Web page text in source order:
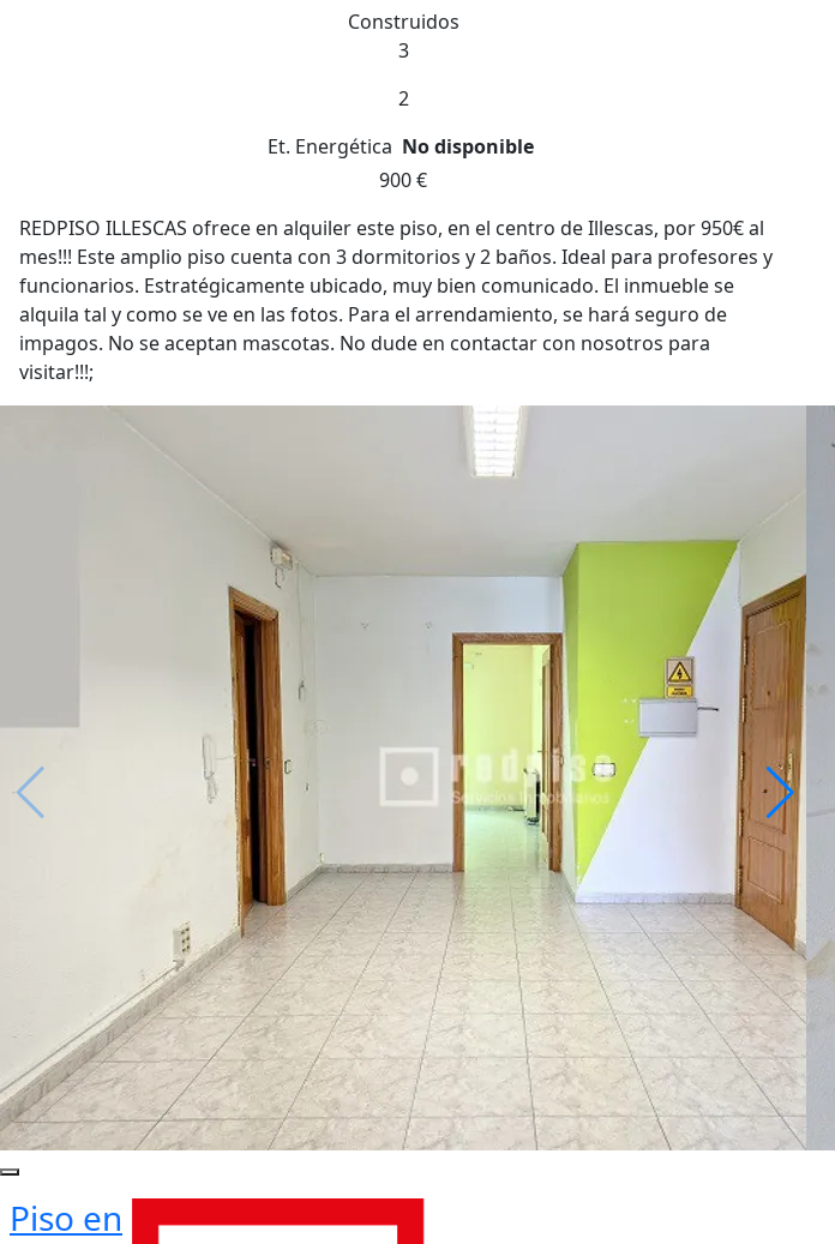
Construidos
3
2
Et. Energética No disponible
900 €
REDPISO ILLESCAS ofrece en alquiler este piso, en el centro de Illescas, por 950€ al
mes!!! Este amplio piso cuenta con 3 dormitorios y 2 baños. Ideal para profesores y
funcionarios. Estratégicamente ubicado, muy bien comunicado. El inmueble se
alquila tal y como se ve en las fotos. Para el arrendamiento, se hará seguro de
impagos. No se aceptan mascotas. No dude en contactar con nosotros para
visitar!!!;
Piso en